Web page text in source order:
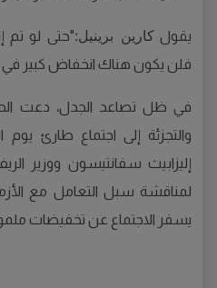
يقولكارين برينيل:"حتى لو تم
فلن يكون هناك انخفاض كبير في
في ظل تصاعد الجدل، دعت
والتجزئة إلى اجتماع طارئ يوم
إليزابيث سفانتيسون ووزير
لمناقشة سبل التعامل مع
يسفر الاجتماع عن تخفيضات